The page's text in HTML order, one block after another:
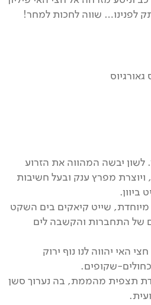
לפנינו… שווה לחכות למחר!
לשון יבשה המהווה את הזרוע
מפרץ ענק ובעל חשיבות
ביוון.
מיוחדת, שייט קיאקים בים השקט
של התחברות והקשבה לים
האי יהווה לנו נוף ירוק
שקופים.
תצפית מהממת, בה נערוך סשן